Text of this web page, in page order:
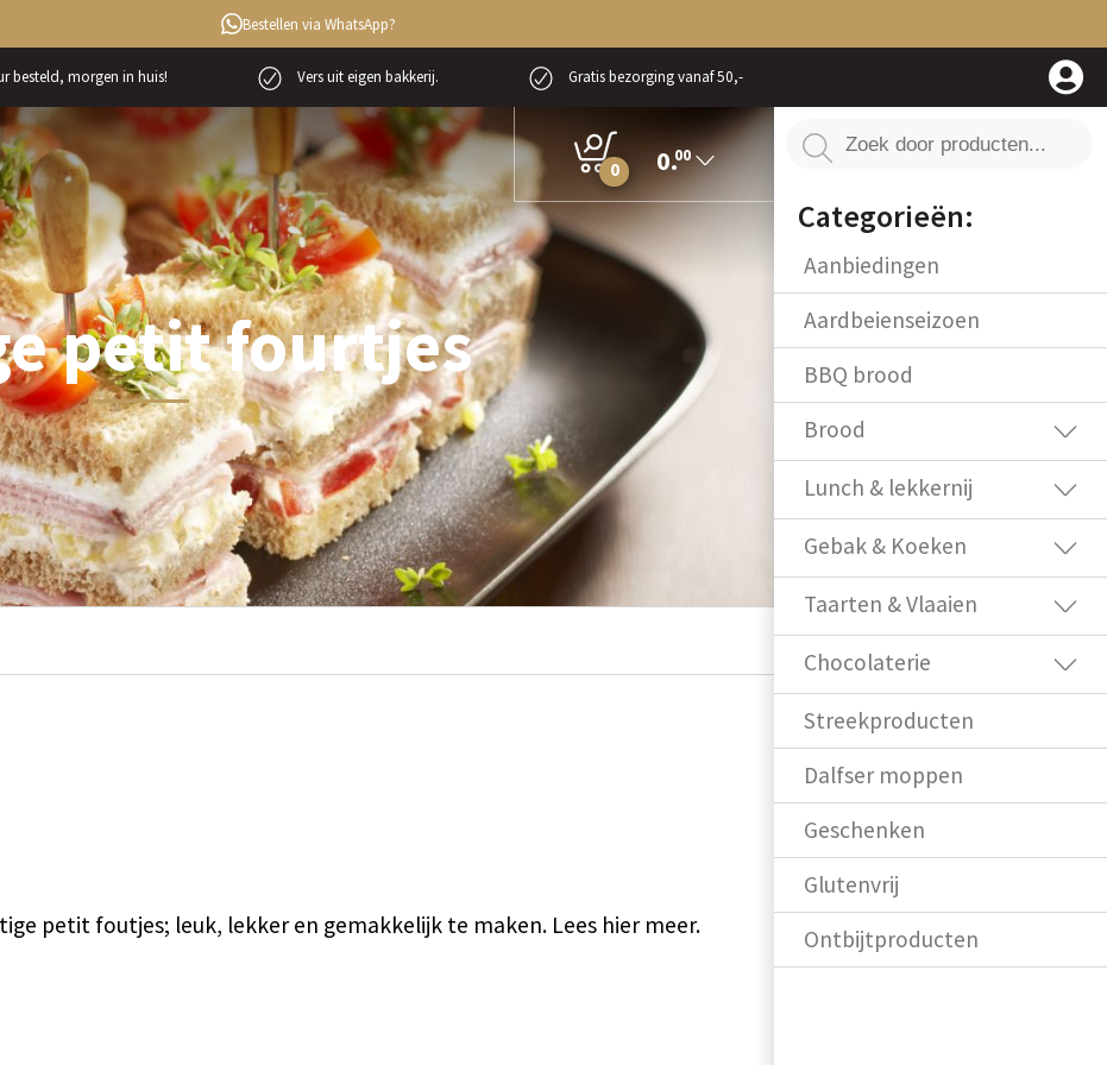
Bestellen via WhatsApp?
besteld, morgen in huis! Vers uit eigen bakkerij. Gratis bezorging vanaf 50,-
0 0.00
Categorieën:
Aanbiedingen
Aardbeienseizoen
BBQ brood
Brood
Lunch & lekkernij
Gebak & Koeken
Taarten & Vlaaien
Chocolaterie
Streekproducten
Dalfser moppen
Geschenken
Glutenvrij
Ontbijtproducten
petit fourtjes
petit foutjes; leuk, lekker en gemakkelijk te maken. Lees hier meer.